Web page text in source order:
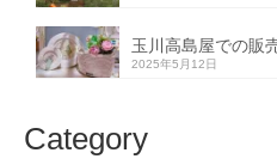
玉川高島屋での販
2025年5月12日
Category